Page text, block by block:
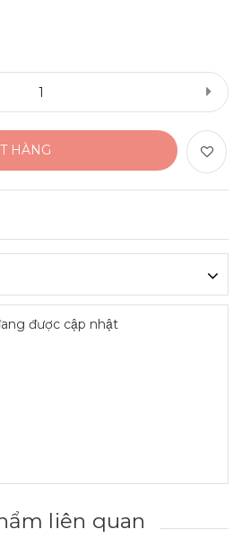
HÀNG
được cập nhật
liên quan